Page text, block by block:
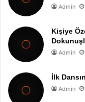
Admin
Kişiye
Admin
İlk
Admin